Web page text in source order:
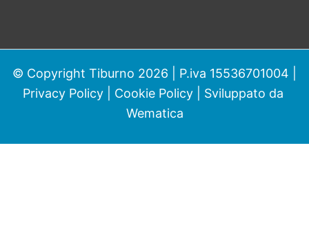
© Copyright Tiburno 2026 | P.iva 15536701004 |
Privacy Policy| Cookie Policy| Sviluppato da
Wematica